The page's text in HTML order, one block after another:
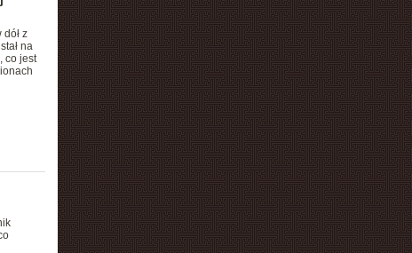
z
na
co jest